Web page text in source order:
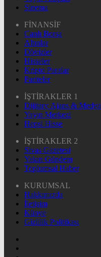
Sinema
FİNANSİF
Canlı Borsa
Altınlar
Dövizler
Hisseler
Kripto Paralar
Pariteler
İŞTİRAKLER 1
Dijitary Ajans & Medya
Yayın Merkezi
Hepsi Hisse
İŞTİRAKLER 2
Sivas Gazetesi
Yakın Gündem
Toplumsal Haber
KURUMSAL
Hakkımızda
İletişim
Künye
Gizlilik Politikası